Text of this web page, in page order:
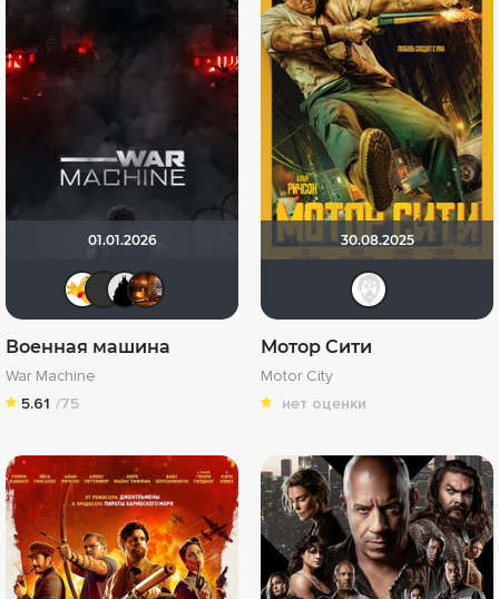
01.01.2026
Военная машина
War Machine
5.61 /75
30.08.2025
Мотор Сити
Motor City
нет оценки